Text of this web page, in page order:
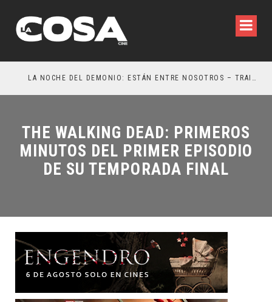
LA NOCHE DEL DEMONIO: ESTÁN ENTRE NOSOTROS – TRAILER FINAL
THE WALKING DEAD: PRIMEROS
MINUTOS DEL PRIMER EPISODIO
DE SU TEMPORADA FINAL